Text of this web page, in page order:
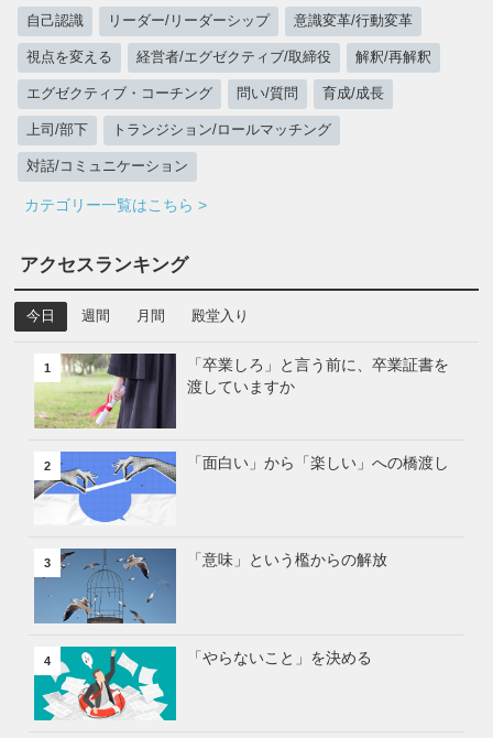
自己認識 リーダー/リーダーシップ 意識変革/行動変革
視点を変える 経営者/エグゼクティブ/取締役 解釈/再解釈
エグゼクティブ・コーチング 問い/質問 育成/成長
上司/部下 トランジション/ロールマッチング
対話/コミュニケーション
カテゴリー一覧はこちら >
アクセスランキング
今日 週間 月間 殿堂入り
1
「卒業しろ」と言う前に、卒業証書を
渡していますか
2 「面白い」から「楽しい」への橋渡し
3 「意味」という檻からの解放
4 「やらないこと」を決める